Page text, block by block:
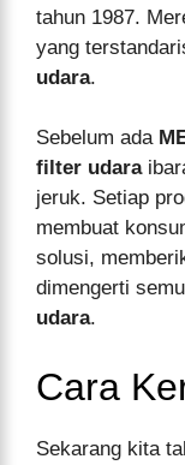
tahun 1987.
yang
udara.
Sebelum ada
filter udara
jeruk. Setiap
membuat
solusi,
dimengerti
udara.
Cara
Sekarang kita